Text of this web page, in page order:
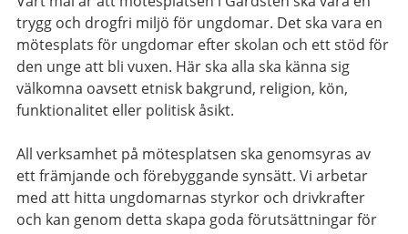
trygg och drogfri miljö för ungdomar. Det ska vara en
mötesplats för ungdomar efter skolan och ett stöd för
den unge att bli vuxen. Här ska alla ska känna sig
välkomna oavsett etnisk bakgrund, religion, kön,
funktionalitet eller politisk åsikt.
All verksamhet på mötesplatsen ska genomsyras av
ett främjande och förebyggande synsätt. Vi arbetar
med att hitta ungdomarnas styrkor och drivkrafter
och kan genom detta skapa goda förutsättningar för